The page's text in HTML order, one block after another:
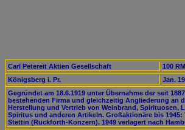
Carl Petereit Aktien Gesellschaft 100 RM
Königsberg i. Pr.
Jan.
Gegründet am 18.6.1919 unter Übernahme der seit
bestehenden Firma und gleichzeitig Angliederung an
Herstellung und Vertrieb von Weinbrand, Spirituosen,
Spiritus und anderen Artikeln. Großaktionäre bis
Stettin (Rückforth-Konzern). 1949 verlagert nach